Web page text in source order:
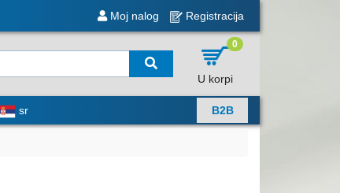
Moj nalog Registracija
0
U korpi
sr B2B